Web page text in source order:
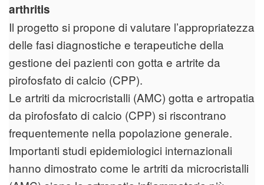
arthritis
Il progetto si propone di valutare l’appropriatezza
delle fasi diagnostiche e terapeutiche della
gestione dei pazienti con gotta e artrite da
pirofosfato di calcio (CPP).
Le artriti da microcristalli (AMC) gotta e artropatia
da pirofosfato di calcio (CPP) si riscontrano
frequentemente nella popolazione generale.
Importanti studi epidemiologici internazionali
hanno dimostrato come le artriti da microcristalli